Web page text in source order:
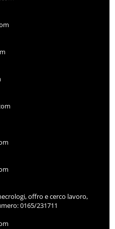
offro e cerco lavoro,
0165/231711